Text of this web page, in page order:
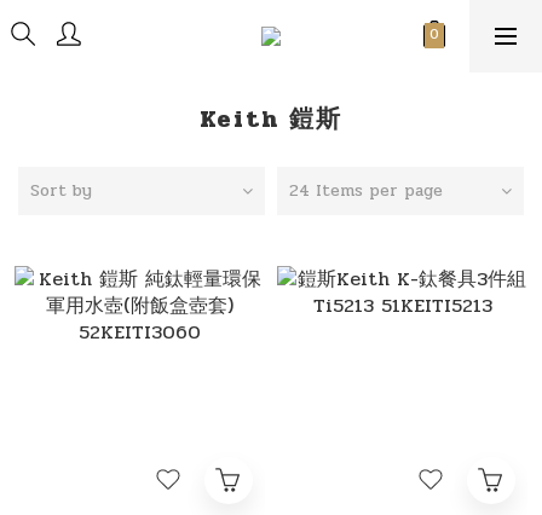
Keith 鎧斯
Sort by 24 Items per page